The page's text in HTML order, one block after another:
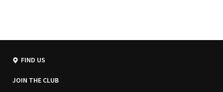
FIND US
JOIN THE CLUB